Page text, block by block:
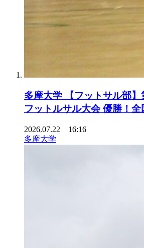
多摩大学 【フットサル部
フットルサル大会 優勝！全
2026.07.22 16:16
多摩大学